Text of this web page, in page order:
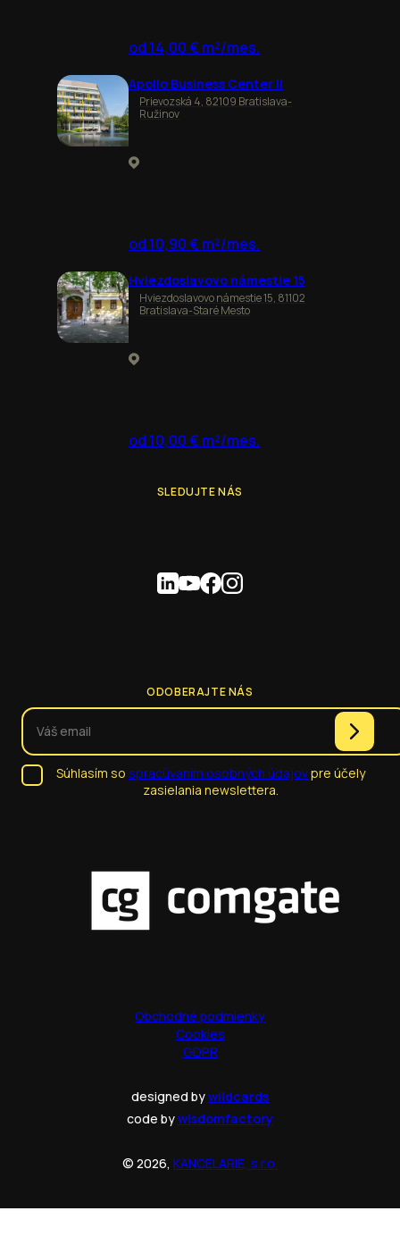
od 14,00 € m²/mes.
Apollo Business Center II
Prievozská 4, 82109 Bratislava-
Ružinov
od 10,90 € m²/mes.
Hviezdoslavovo námestie 15
Hviezdoslavovo námestie 15, 81102
Bratislava-Staré Mesto
od 10,00 € m²/mes.
SLEDUJTE NÁS
ODOBERAJTE NÁS
Súhlasím so spracúvaním osobných údajovpre účely
zasielania newslettera.
Obchodné podmienky
Cookies
GDPR
designed bywildcards
code bywisdomfactory
© 2026, KANCELARIE, s.r.o.